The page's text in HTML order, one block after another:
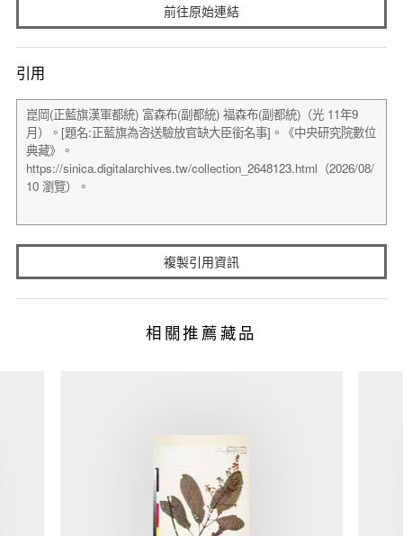
前往原始連結
引用
複製引用資訊
相關推薦藏品